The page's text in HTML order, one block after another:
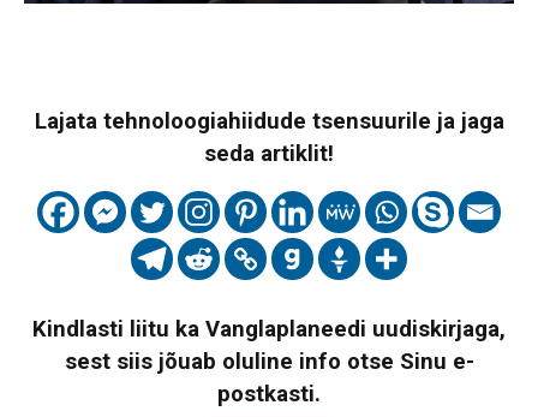
Lajata tehnoloogiahiidude tsensuurile ja jaga
seda artiklit!
Kindlasti liitu ka Vanglaplaneedi uudiskirjaga,
sest siis jõuab oluline info otse Sinu e-
postkasti.